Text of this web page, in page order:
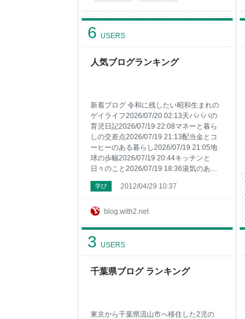
人気ブログランキング
6 USERS
blog.with2.net
新着ブログ 令和に残したい昭和生まれの
ゲイライフ2026/07/20 02:13天パパパの
育児日記2026/07/19 22:08マネーと暮ら
しの交差点2026/07/19 21:13配当金とコ
ーヒーのある暮らし2026/07/19 21:05地
球の歩幅2026/07/19 20:44キッチンと
日々のこと2026/07/19 18:36湯気のある
風景2026/07/19 18:29小さな食卓の物語
2026/07/19 18:20エヴィルバースト
2026/07/19 17:06水が止まった日のトイ
ギュア部2026/07/19 09:32IIKKO.（イッ
コ）｜賃貸インテリア実例ガイド
ンの日々2026
学び 2012/04/29 10:37
千葉県ブログ ランキング
3 USERS
東京から千葉県流山市へ移住した2児の